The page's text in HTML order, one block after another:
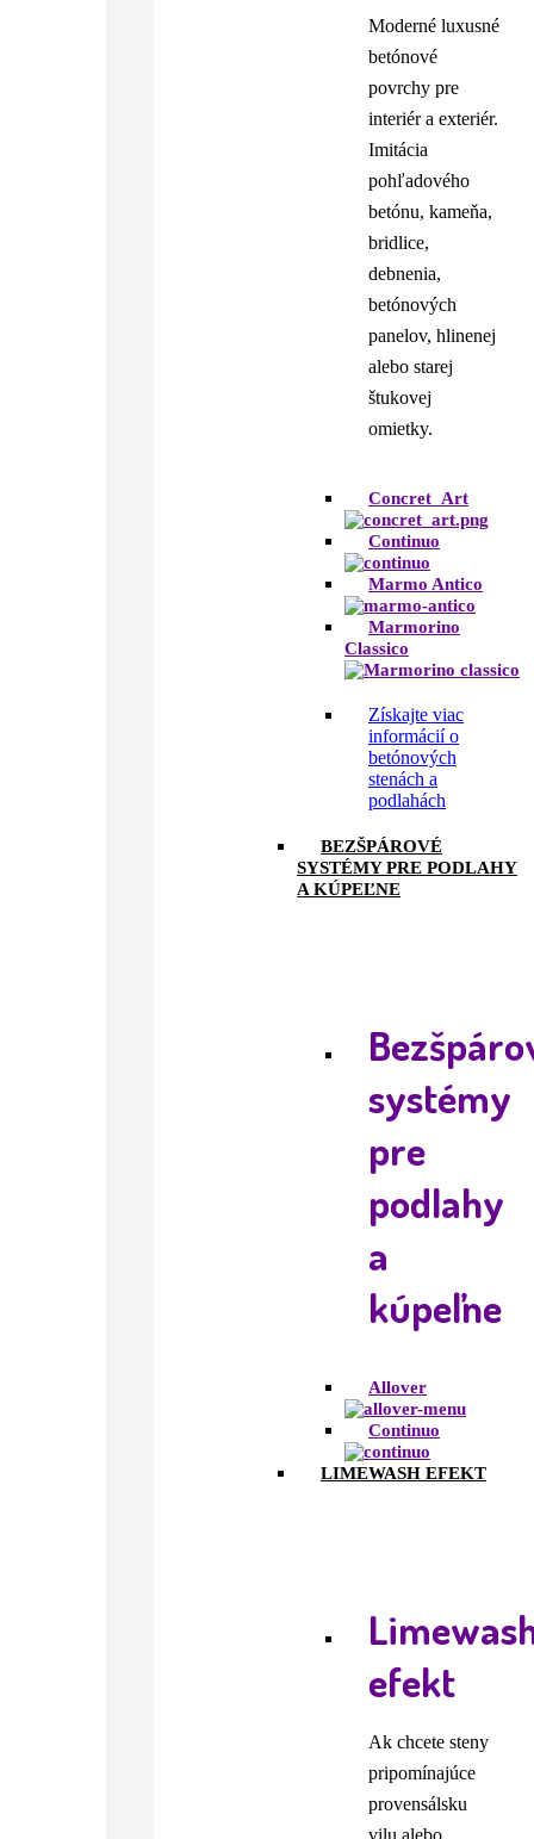
Moderné luxusné
betónové
povrchy pre
interiér a exteriér.
Imitácia
pohľadového
betónu, kameňa,
bridlice,
debnenia,
betónových
panelov, hlinenej
alebo starej
štukovej
omietky.
Concret_Art
Continuo
Marmo Antico
Marmorino
Classico
Získajte viac
informácií o
betónových
stenách a
podlahách
BEZŠPÁROVÉ
SYSTÉMY PRE PODLAHY
A KÚPEĽNE
systémy
pre
podlahy
a
kúpeľne
Allover
Continuo
LIMEWASH EFEKT
efekt
Ak chcete steny
pripomínajúce
provensálsku
vilu alebo